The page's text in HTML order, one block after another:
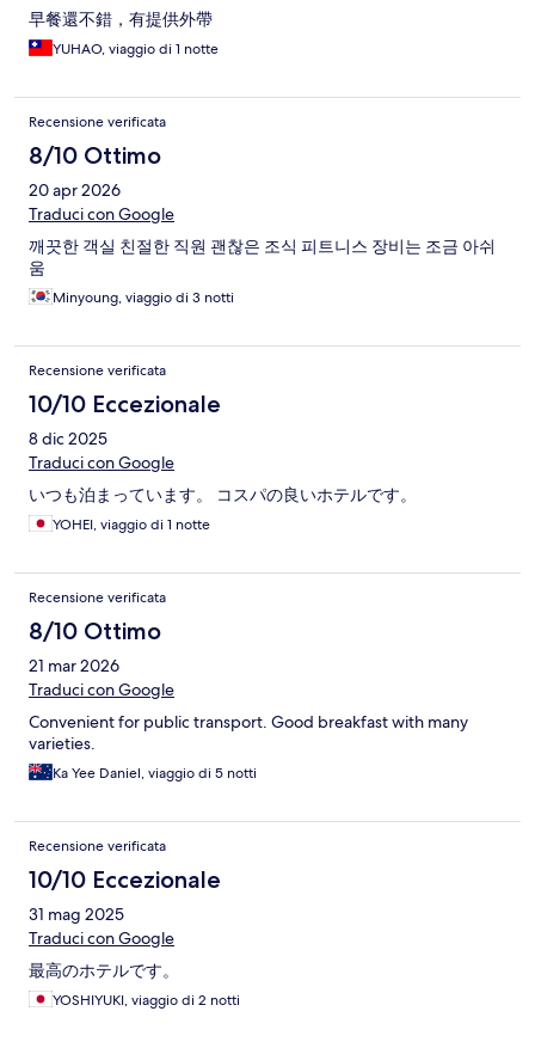
早餐還不錯，有提供外帶
YUHAO, viaggio di 1 notte
Recensione verificata
8/10 Ottimo
20 apr 2026
Traduci con Google
깨끗한 객실 친절한 직원 괜찮은 조식 피트니스 장비는 조금 아쉬
움
Minyoung, viaggio di 3 notti
Recensione verificata
10/10 Eccezionale
8 dic 2025
Traduci con Google
いつも泊まっています。 コスパの良いホテルです。
YOHEI, viaggio di 1 notte
Recensione verificata
8/10 Ottimo
21 mar 2026
Traduci con Google
Convenient for public transport. Good breakfast with many
varieties.
Ka Yee Daniel, viaggio di 5 notti
Recensione verificata
10/10 Eccezionale
31 mag 2025
Traduci con Google
最高のホテルです。
YOSHIYUKI, viaggio di 2 notti